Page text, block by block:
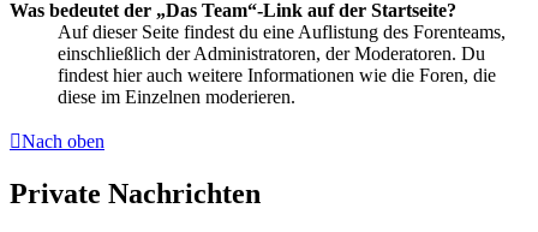
Was bedeutet der „Das Team“-Link auf der Startseite?
Auf dieser Seite findest du eine Auflistung des Forenteams,
einschließlich der Administratoren, der Moderatoren. Du
findest hier auch weitere Informationen wie die Foren, die
diese im Einzelnen moderieren.
Nach oben
Private Nachrichten